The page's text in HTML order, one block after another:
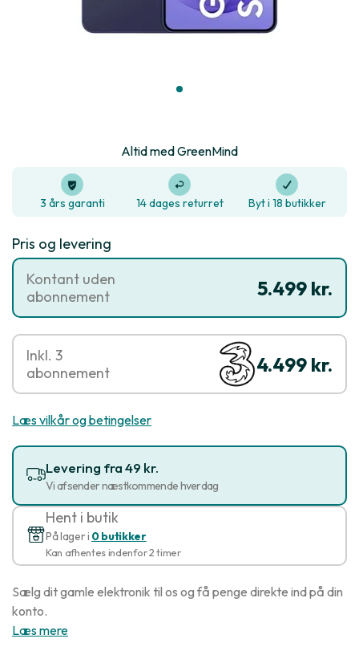
Altid med GreenMind
3 års garanti 14 dages returret Byt i 18 butikker
Pris og levering
5.499 kr.
Kontant uden
abonnement
4.499 kr.
Inkl. 3
abonnement
Læs vilkår og betingelser
Levering fra 49 kr.
Vi afsender næstkommende hverdag
Hent i butik
På lager i 0 butikker
Kan afhentes indenfor 2 timer
Sælg dit gamle elektronik til os og få penge direkte ind på din
konto.
Læs mere